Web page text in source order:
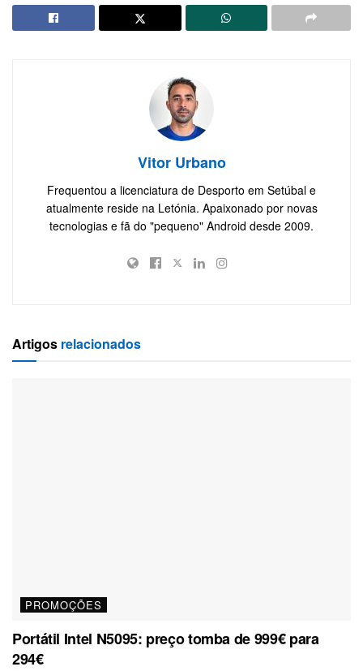
Vitor Urbano
Frequentou a licenciatura de Desporto em Setúbal e
atualmente reside na Letónia. Apaixonado por novas
tecnologias e fã do "pequeno" Android desde 2009.
Artigos relacionados
PROMOÇÕES
Portátil Intel N5095: preço tomba de 999€ para
294€